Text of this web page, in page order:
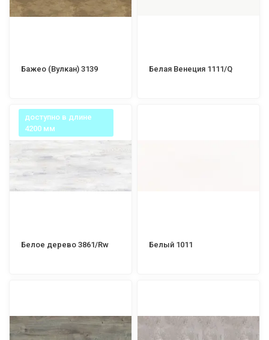
Бажео (Вулкан) 3139 Белая Венеция 1111/Q
доступно в длине
4200 мм
Белое дерево 3861/Rw Белый 1011